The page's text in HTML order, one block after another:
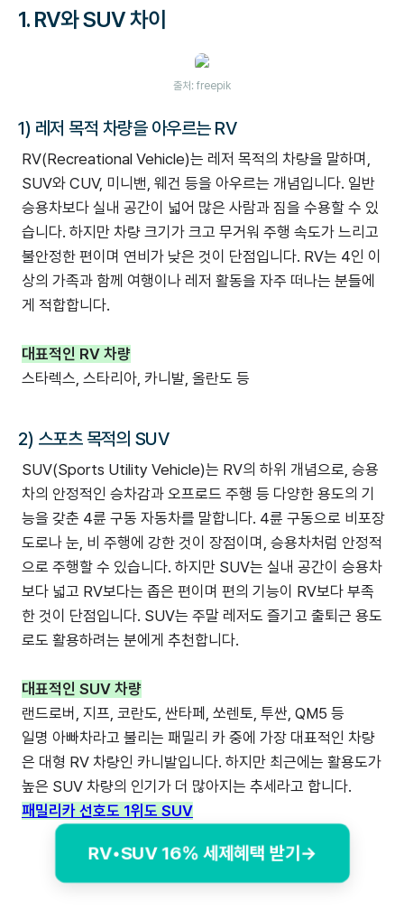
1. RV와 SUV 차이
출처: freepik
1) 레저 목적 차량을 아우르는 RV
RV(Recreational Vehicle)는 레저 목적의 차량을 말하며,
SUV와 CUV, 미니밴, 웨건 등을 아우르는 개념입니다. 일반
승용차보다 실내 공간이 넓어 많은 사람과 짐을 수용할 수 있
습니다. 하지만 차량 크기가 크고 무거워 주행 속도가 느리고
불안정한 편이며 연비가 낮은 것이 단점입니다. RV는 4인 이
상의 가족과 함께 여행이나 레저 활동을 자주 떠나는 분들에
게 적합합니다.
대표적인 RV 차량
스타렉스, 스타리아, 카니발, 올란도 등
2) 스포츠 목적의 SUV
SUV(Sports Utility Vehicle)는 RV의 하위 개념으로, 승용
차의 안정적인 승차감과 오프로드 주행 등 다양한 용도의 기
능을 갖춘 4륜 구동 자동차를 말합니다. 4륜 구동으로 비포장
도로나 눈, 비 주행에 강한 것이 장점이며, 승용차처럼 안정적
으로 주행할 수 있습니다. 하지만 SUV는 실내 공간이 승용차
보다 넓고 RV보다는 좁은 편이며 편의 기능이 RV보다 부족
한 것이 단점입니다. SUV는 주말 레저도 즐기고 출퇴근 용도
로도 활용하려는 분에게 추천합니다.
대표적인 SUV 차량
랜드로버, 지프, 코란도, 싼타페, 쏘렌토, 투싼, QM5 등
일명 아빠차라고 불리는 패밀리 카 중에 가장 대표적인 차량
은 대형 RV 차량인 카니발입니다. 하지만 최근에는 활용도가
높은 SUV 차량의 인기가 더 많아지는 추세라고 합니다.
‍패밀리카 선호도 1위도 SUV
RV•SUV 16% 세제혜택 받기→